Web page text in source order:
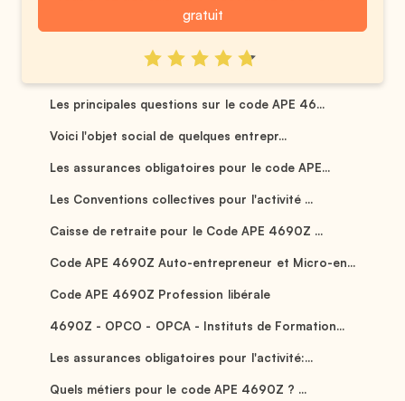
gratuit
Les principales questions sur le code APE 46...
Voici l'objet social de quelques entrepr...
Les assurances obligatoires pour le code APE...
Les Conventions collectives pour l'activité ...
Caisse de retraite pour le Code APE 4690Z ...
Code APE 4690Z Auto-entrepreneur et Micro-en...
Code APE 4690Z Profession libérale
4690Z - OPCO - OPCA - Instituts de Formation...
Les assurances obligatoires pour l'activité:...
Quels métiers pour le code APE 4690Z ? ...